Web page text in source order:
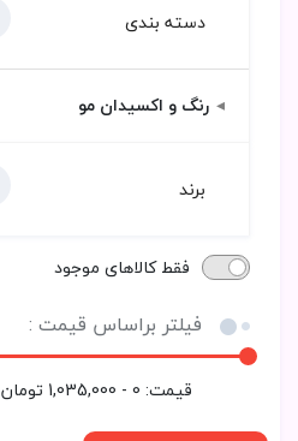
دسته بندی
رنگ و اکسیدان مو
برند
فقط کالاهای موجود
فیلتر براساس قیمت :
قیمت: 0 - 1,035,000 تومان